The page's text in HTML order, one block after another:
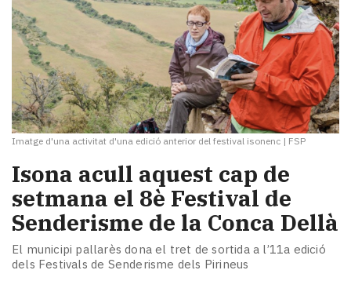
Imatge d'una activitat d'una edició anterior del festival isonenc | FSP
Isona acull aquest cap de
setmana el 8è Festival de
Senderisme de la Conca Dellà
El municipi pallarès dona el tret de sortida a l’11a edició
dels Festivals de Senderisme dels Pirineus